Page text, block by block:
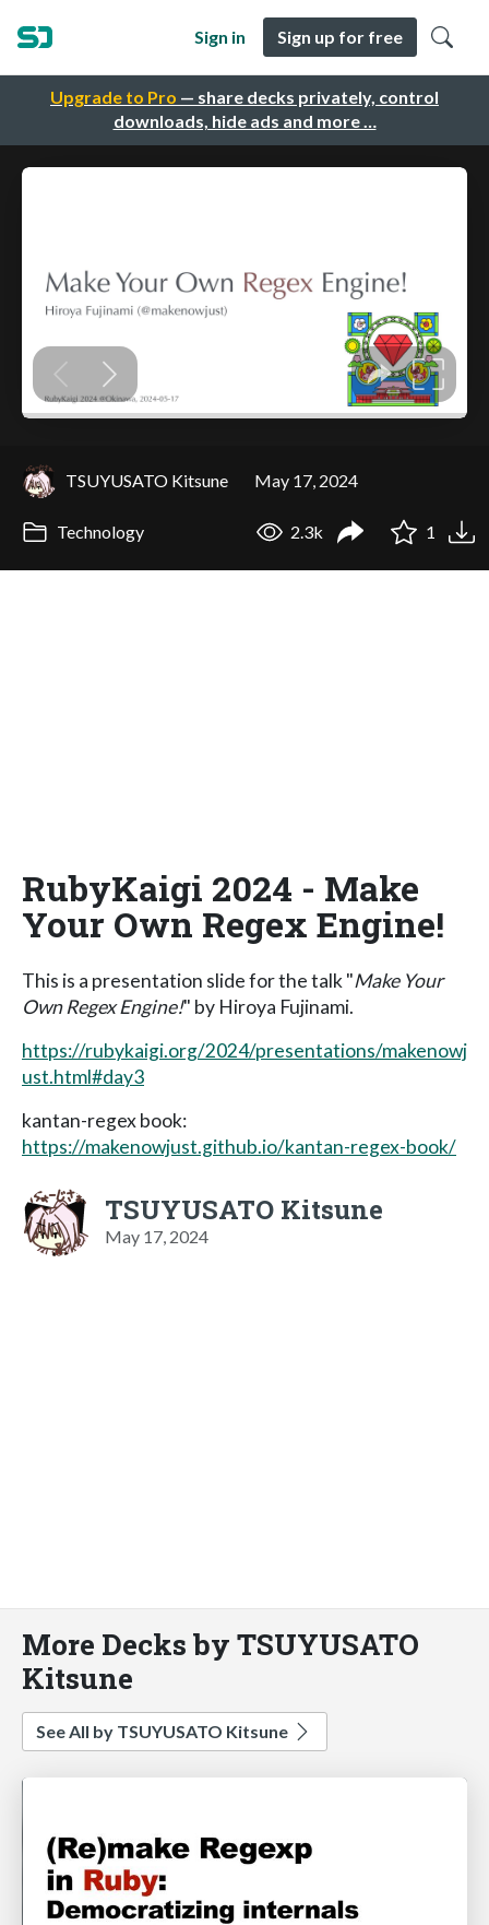
Upgrade to Pro — share decks privately, control
downloads, hide ads and more …
Sign in Sign up for free
TSUYUSATO Kitsune May 17, 2024
Technology 2.3k 1
RubyKaigi 2024 - Make
Your Own Regex Engine!
This is a presentation slide for the talk "Make Your
Own Regex Engine!" by Hiroya Fujinami.
https://rubykaigi.org/2024/presentations/makenowj
ust.html#day3
kantan-regex book:
https://makenowjust.github.io/kantan-regex-book/
TSUYUSATO Kitsune
May 17, 2024
More Decks by TSUYUSATO
Kitsune
See All by TSUYUSATO Kitsune